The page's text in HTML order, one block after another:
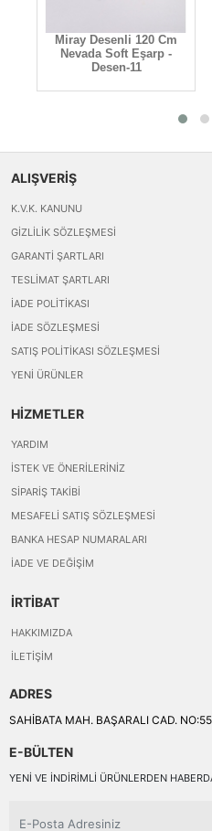
Miray Desenli 120 Cm
Nevada Soft Eşarp -
Desen-11
ALIŞVERİŞ
K.V.K. KANUNU
GIZLILIK SÖZLEŞMESI
GARANTI ŞARTLARI
TESLIMAT ŞARTLARI
İADE POLITIKASI
İADE SÖZLEŞMESI
SATIŞ POLITIKASI SÖZLEŞMESI
YENI ÜRÜNLER
HİZMETLER
YARDIM
İSTEK VE ÖNERILERINIZ
SIPARIŞ TAKIBI
MESAFELI SATIŞ SÖZLEŞMESI
BANKA HESAP NUMARALARI
İADE VE DEĞIŞIM
İRTİBAT
HAKKIMIZDA
İLETIŞIM
ADRES
SAHİBATA MAH. BAŞARALI CAD.
E-BÜLTEN
YENI VE INDIRIMLI ÜRÜNLERDEN